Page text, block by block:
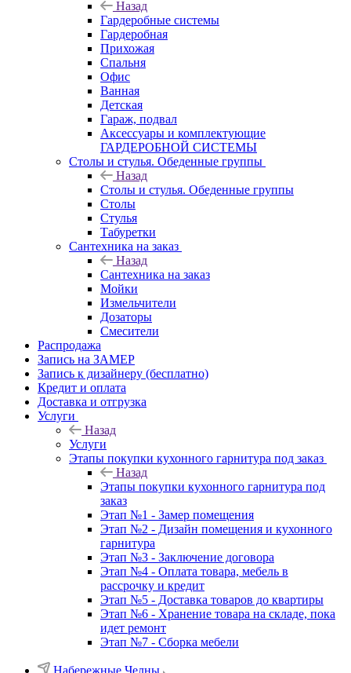
Назад
Гардеробные системы
Гардеробная
Прихожая
Спальня
Офис
Ванная
Детская
Гараж, подвал
Аксессуары и комплектующие
ГАРДЕРОБНОЙ СИСТЕМЫ
Столы и стулья. Обеденные группы
Назад
Столы и стулья. Обеденные группы
Столы
Стулья
Табуретки
Сантехника на заказ
Назад
Сантехника на заказ
Мойки
Измельчители
Дозаторы
Смесители
Распродажа
Запись на ЗАМЕР
Запись к дизайнеру (бесплатно)
Кредит и оплата
Доставка и отгрузка
Услуги
Назад
Услуги
Этапы покупки кухонного гарнитура под заказ
Назад
Этапы покупки кухонного гарнитура под
заказ
Этап №1 - Замер помещения
Этап №2 - Дизайн помещения и кухонного
гарнитура
Этап №3 - Заключение договора
Этап №4 - Оплата товара, мебель в
рассрочку и кредит
Этап №5 - Доставка товаров до квартиры
Этап №6 - Хранение товара на складе, пока
идет ремонт
Этап №7 - Сборка мебели
Набережные Челны